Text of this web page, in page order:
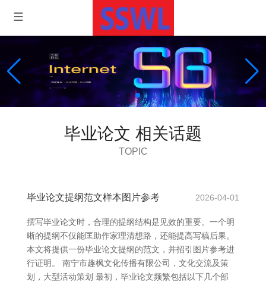
毕业论文 相关话题
TOPIC
毕业论文提纲范文样本图片参考 2026-04-01
撰写毕业论文时，合理的提纲结构是见效的重要。一个明
晰的提纲不仅能匡助作家理清想路，还能提高写稿后果。
本文将提供一份毕业论文提纲的范文，并招引图片参考进
行证明。 南宁市趣枫文化传播有限公司，文化交流及策
划，大型活动策划 最初，毕业论文频繁包括以下几个部